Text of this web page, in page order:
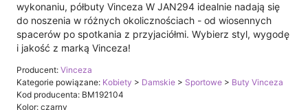
wykonaniu, półbuty Vinceza W JAN294 idealnie nadają się
do noszenia w różnych okolicznościach - od wiosennych
spacerów po spotkania z przyjaciółmi. Wybierz styl, wygodę
i jakość z marką Vinceza!
Producent: Vinceza
Kategorie powiązane: Kobiety > Damskie > Sportowe > Buty Vinceza
Kod producenta: BM192104
Kolor: czarny